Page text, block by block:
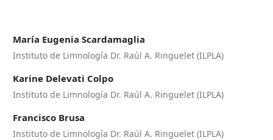
María Eugenia Scardamaglia
Instituto de Limnología Dr. Raúl A. Ringuelet (ILPLA)
Karine Delevati Colpo
Instituto de Limnología Dr. Raúl A. Ringuelet (ILPLA)
Francisco Brusa
Instituto de Limnología Dr. Raúl A. Ringuelet (ILPLA)